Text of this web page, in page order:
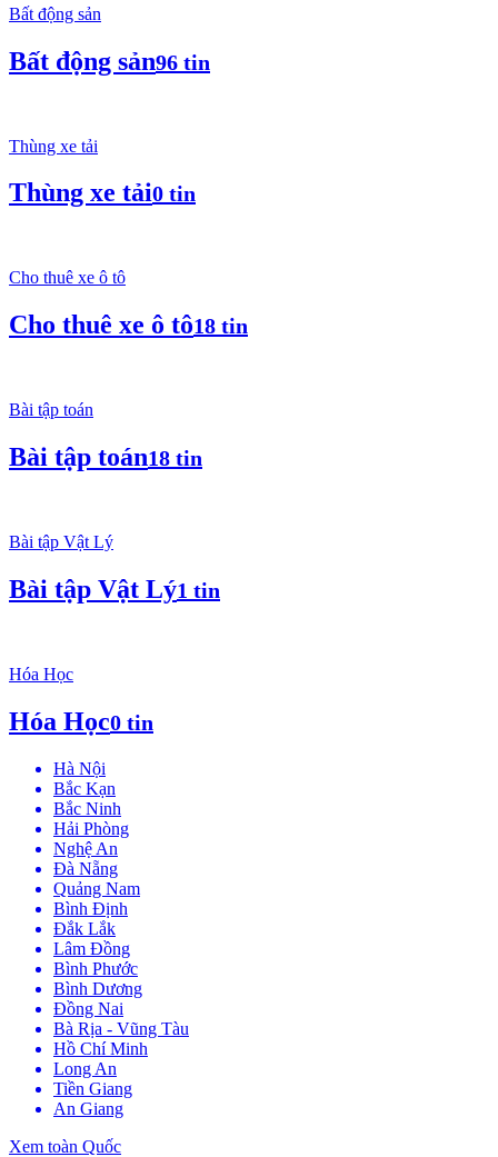
Bất động sản
Bất động sản96 tin
Thùng xe tải
Thùng xe tải0 tin
Cho thuê xe ô tô
Cho thuê xe ô tô18 tin
Bài tập toán
Bài tập toán18 tin
Bài tập Vật Lý
Bài tập Vật Lý1 tin
Hóa Học
Hóa Học0 tin
Hà Nội
Bắc Kạn
Bắc Ninh
Hải Phòng
Nghệ An
Đà Nẵng
Quảng Nam
Bình Định
Đắk Lắk
Lâm Đồng
Bình Phước
Bình Dương
Đồng Nai
Bà Rịa - Vũng Tàu
Hồ Chí Minh
Long An
Tiền Giang
An Giang
Xem toàn Quốc